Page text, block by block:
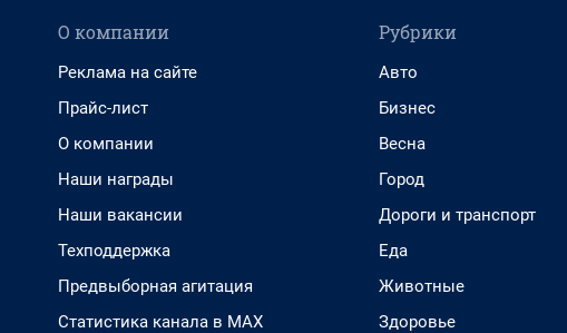
О компании
Реклама на сайте
Прайс-лист
О компании
Наши награды
Наши вакансии
Техподдержка
Предвыборная агитация
Статистика канала в MAX
Рубрики
Авто
Бизнес
Весна
Город
Дороги и транспорт
Еда
Животные
Здоровье